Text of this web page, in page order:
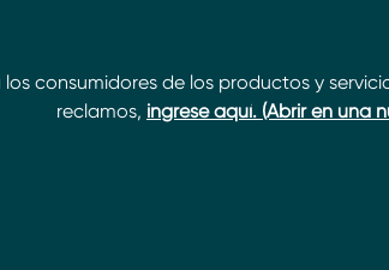
consumidores de los productos y
reclamos, ingrese aquí. (Abrir en una